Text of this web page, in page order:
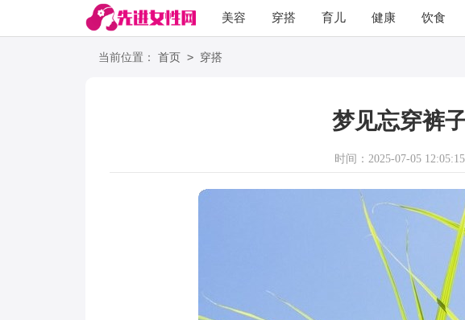
美容 穿搭 育儿 健康 饮食
当前位置： 首页 > 穿搭
梦见忘穿裤
时间：2025-07-05 12:05:15